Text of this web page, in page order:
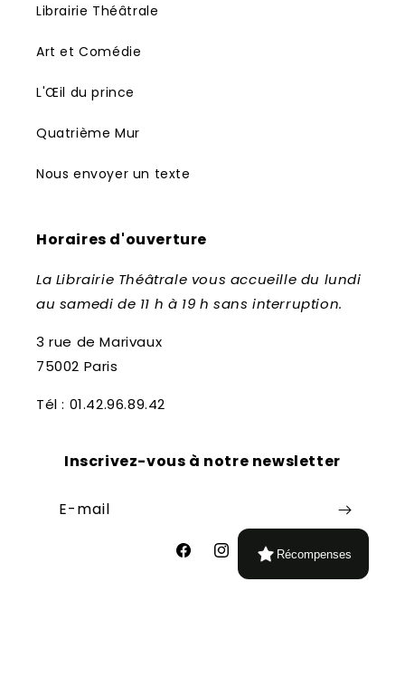
Librairie Théâtrale
Art et Comédie
L'Œil du prince
Quatrième Mur
Nous envoyer un texte
Horaires d'ouverture
La Librairie Théâtrale vous accueille du lundi
au samedi de 11 h à 19 h sans interruption.
3 rue de Marivaux
75002 Paris
Tél : 01.42.96.89.42
Inscrivez-vous à notre newsletter
E-mail
FacebookInstagramRécompenses